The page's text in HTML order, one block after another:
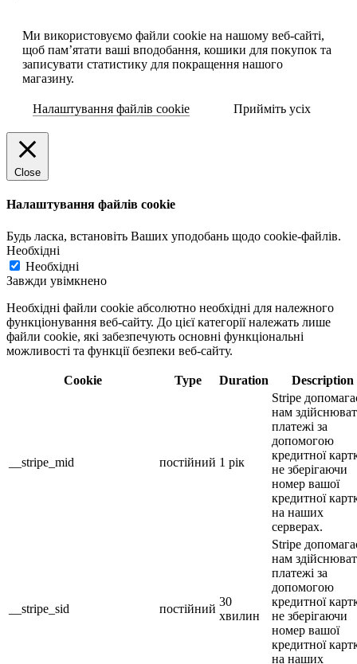
Ми використовуємо файли cookie на нашому веб-сайті,
щоб пам’ятати ваші вподобання, кошики для покупок та
записувати статистику для покращення нашого
магазину.
Налаштування файлів cookie Прийміть усіх
Close
Налаштування файлів cookie
Будь ласка, встановіть Ваших уподобань щодо cookie-файлів.
Необхідні
Необхідні
Завжди увімкнено
Необхідні файли cookie абсолютно необхідні для належного
функціонування веб-сайту. До цієї категорії належать лише
файли cookie, які забезпечують основні функціональні
можливості та функції безпеки веб-сайту.
Cookie Type Duration Description
__stripe_mid постійний 1 рік
Stripe
нам
платежі за
допомогою
кредитної
не зберігаючи
номер вашої
кредитної
на наших
серверах.
__stripe_sid постійний
30
хвилин
Stripe
нам
платежі за
допомогою
кредитної
не зберігаючи
номер вашої
кредитної
на наших